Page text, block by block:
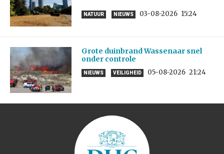
NATUUR NIEUWS 03-08-2026 15:24
Grote duinbrand Wassenaar snel
onder controle
NIEUWS VEILIGHEID 05-08-2026 21:24